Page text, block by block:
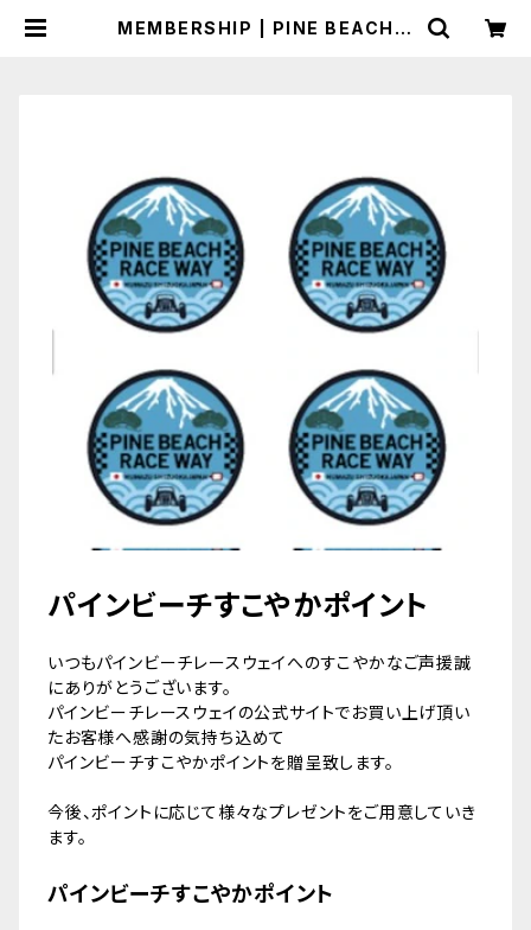
MEMBERSHIP | PINE BEACH R
パインビーチすこやかポイント
いつもパインビーチレースウェイへのすこやかなご声援誠
にありがとうございます。
パインビーチレースウェイの公式サイトでお買い上げ頂い
たお客様へ感謝の気持ち込めて
パインビーチすこやかポイントを贈呈致します。
今後、ポイントに応じて様々なプレゼントをご用意していき
ます。
パインビーチすこやかポイント